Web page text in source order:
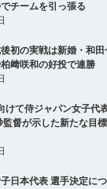
チームを引っ張る
初の実戦は新婚・和田
﨑咲和の好投で連勝
けて侍ジャパン女子代
督が示した新たな目
日本代表 選手決定に